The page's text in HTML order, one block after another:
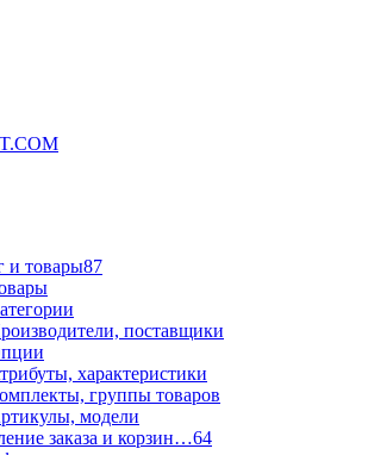
и товары87
поставщики
характеристики
группы товаров
модели
заказа и корзин…64